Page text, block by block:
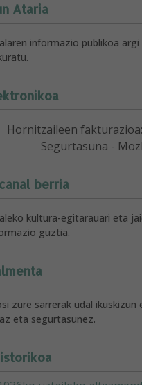
Ataria
informazio publikoa
Hornitzaileen
Segurtasuna -
berria
kultura-egitarauari eta
guztia.
zure sarrerak udal
eta segurtasunez.